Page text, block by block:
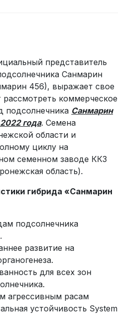
представитель
Санмарин
456), выражает свое
коммерческое
подсолнечника Санмарин
года. Семена
области и
циклу на
семенном заводе ККЗ
область).
гибрида «Санмарин
подсолнечника
развитие на
для всех зон
агрессивным расам
устойчивость System